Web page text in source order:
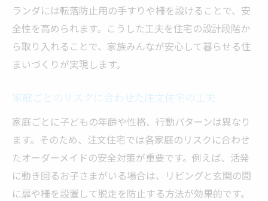
ランダには転落防止用の手すりや柵を設けることで、安
全性を高められます。こうした工夫を住宅の設計段階か
ら取り入れることで、家族みんなが安心して暮らせる住
まいづくりが実現します。
家庭ごとのリスクに合わせた注文住宅の工夫
家庭ごとに子どもの年齢や性格、行動パターンは異なり
ます。そのため、注文住宅では各家庭のリスクに合わせ
たオーダーメイドの安全対策が重要です。例えば、活発
に動き回るお子さまがいる場合は、リビングと玄関の間
に扉や柵を設置して脱走を防止する方法が効果的です。